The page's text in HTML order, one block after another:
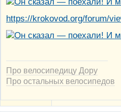
https://krokovod.org/forum/
Про велосипедицу Дору
Про остальных велосипедов